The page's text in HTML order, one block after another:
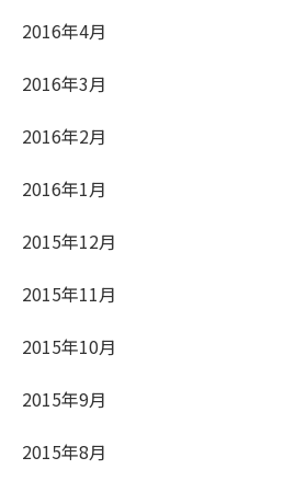
2016年4月
2016年3月
2016年2月
2016年1月
2015年12月
2015年11月
2015年10月
2015年9月
2015年8月